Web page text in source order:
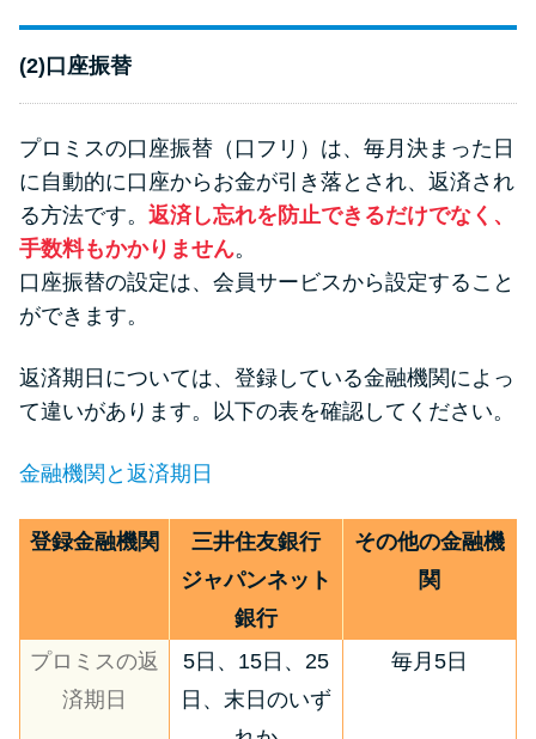
(2)口座振替
プロミスの口座振替（口フリ）は、毎月決まった日
に自動的に口座からお金が引き落とされ、返済され
る方法です。 返済し忘れを防止できるだけでなく、
手数料もかかりません。
口座振替の設定は、会員サービスから設定すること
ができます。
返済期日については、登録している金融機関によっ
て違いがあります。以下の表を確認してください。
金融機関と返済期日
登録金融機関
三井住友銀行
ジャパンネット
銀行
その他の金融機
関
プロミスの返
済期日
5日、15日、25
日、末日のいず
毎月5日